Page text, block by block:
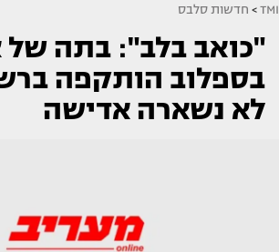
TMI
> חדשות סלבס
"כואב בלב": בתה של
בספלוב הותקפה
לא נשארה אדישה